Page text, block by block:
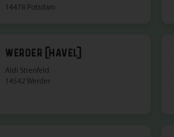
14478 Potsdam
WERDER (HAVEL)
Aldi Strenfeld
14542 Werder